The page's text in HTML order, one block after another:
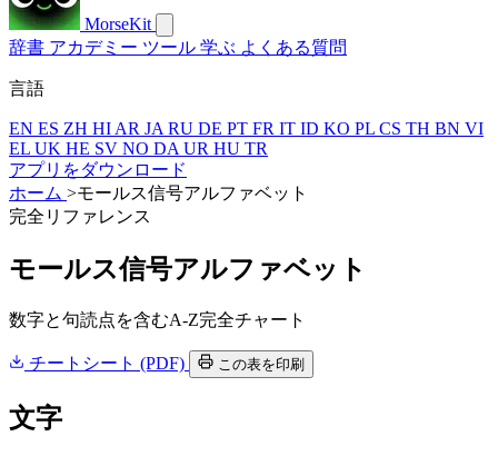
MorseKit
辞書 アカデミー ツール 学ぶ よくある質問
言語
EN ES ZH HI AR JA RU DE PT FR IT ID KO PL CS TH BN VI
EL UK HE SV NO DA UR HU TR
アプリをダウンロード
ホーム >モールス信号アルファベット
完全リファレンス
モールス信号アルファベット
数字と句読点を含むA-Z完全チャート
チートシート (PDF) この表を印刷
文字